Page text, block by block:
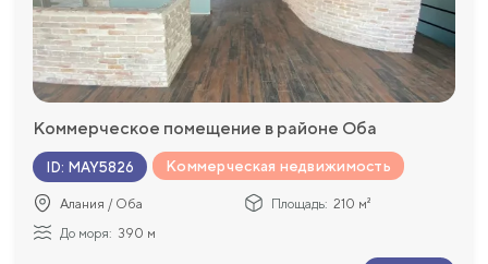
Коммерческое помещение в районе Оба
ID: MAY5826 Коммерческая недвижимость
Алания / Оба Площадь: 210 м²
До моря: 390 м